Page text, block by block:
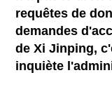
requêtes de
demandes
de Xi Jinping,
inquiète